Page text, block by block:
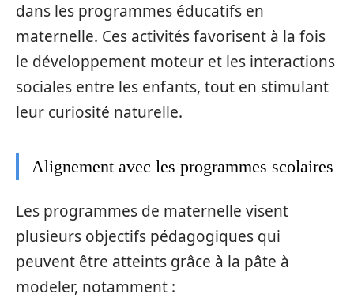
dans les programmes éducatifs en
maternelle. Ces activités favorisent à la fois
le développement moteur et les interactions
sociales entre les enfants, tout en stimulant
leur curiosité naturelle.
Alignement avec les programmes scolaires
Les programmes de maternelle visent
plusieurs objectifs pédagogiques qui
peuvent être atteints grâce à la pâte à
modeler, notamment :